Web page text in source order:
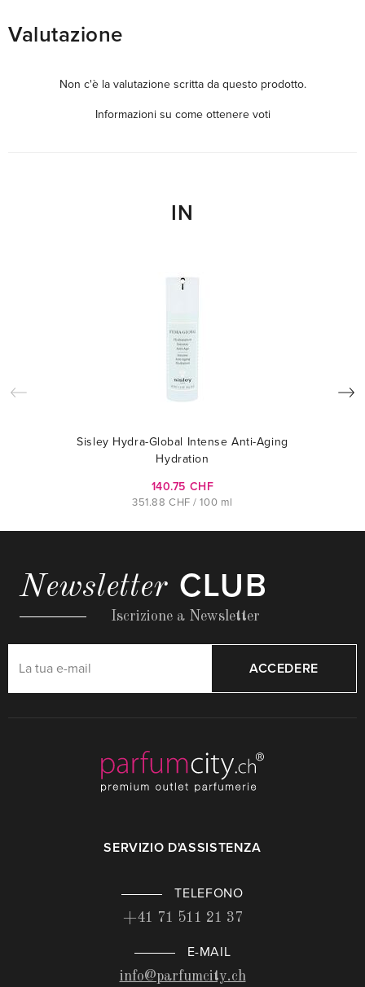
Valutazione
Non c'è la valutazione scritta da questo prodotto.
Informazioni su come ottenere voti
IN
Sisley Hydra-Global Intense Anti-Aging
Hydration
140.75 CHF
351.88 CHF / 100 ml
Newsletter CLUB
Iscrizione a Newsletter
ACCEDERE
SERVIZIO D'ASSISTENZA
TELEFONO
+41 71 511 21 37
E-MAIL
info@parfumcity.ch